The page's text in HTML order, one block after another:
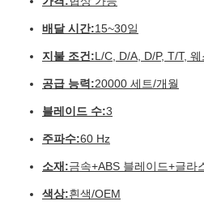
배달 시간:15~30일
지불 조건:L/C, D/A, D/P, T/T,
공급 능력:20000 세트/개월
블레이드 수:3
주파수:60 Hz
소재:금속+ABS 블레이드+글라
색상:흰색/OEM